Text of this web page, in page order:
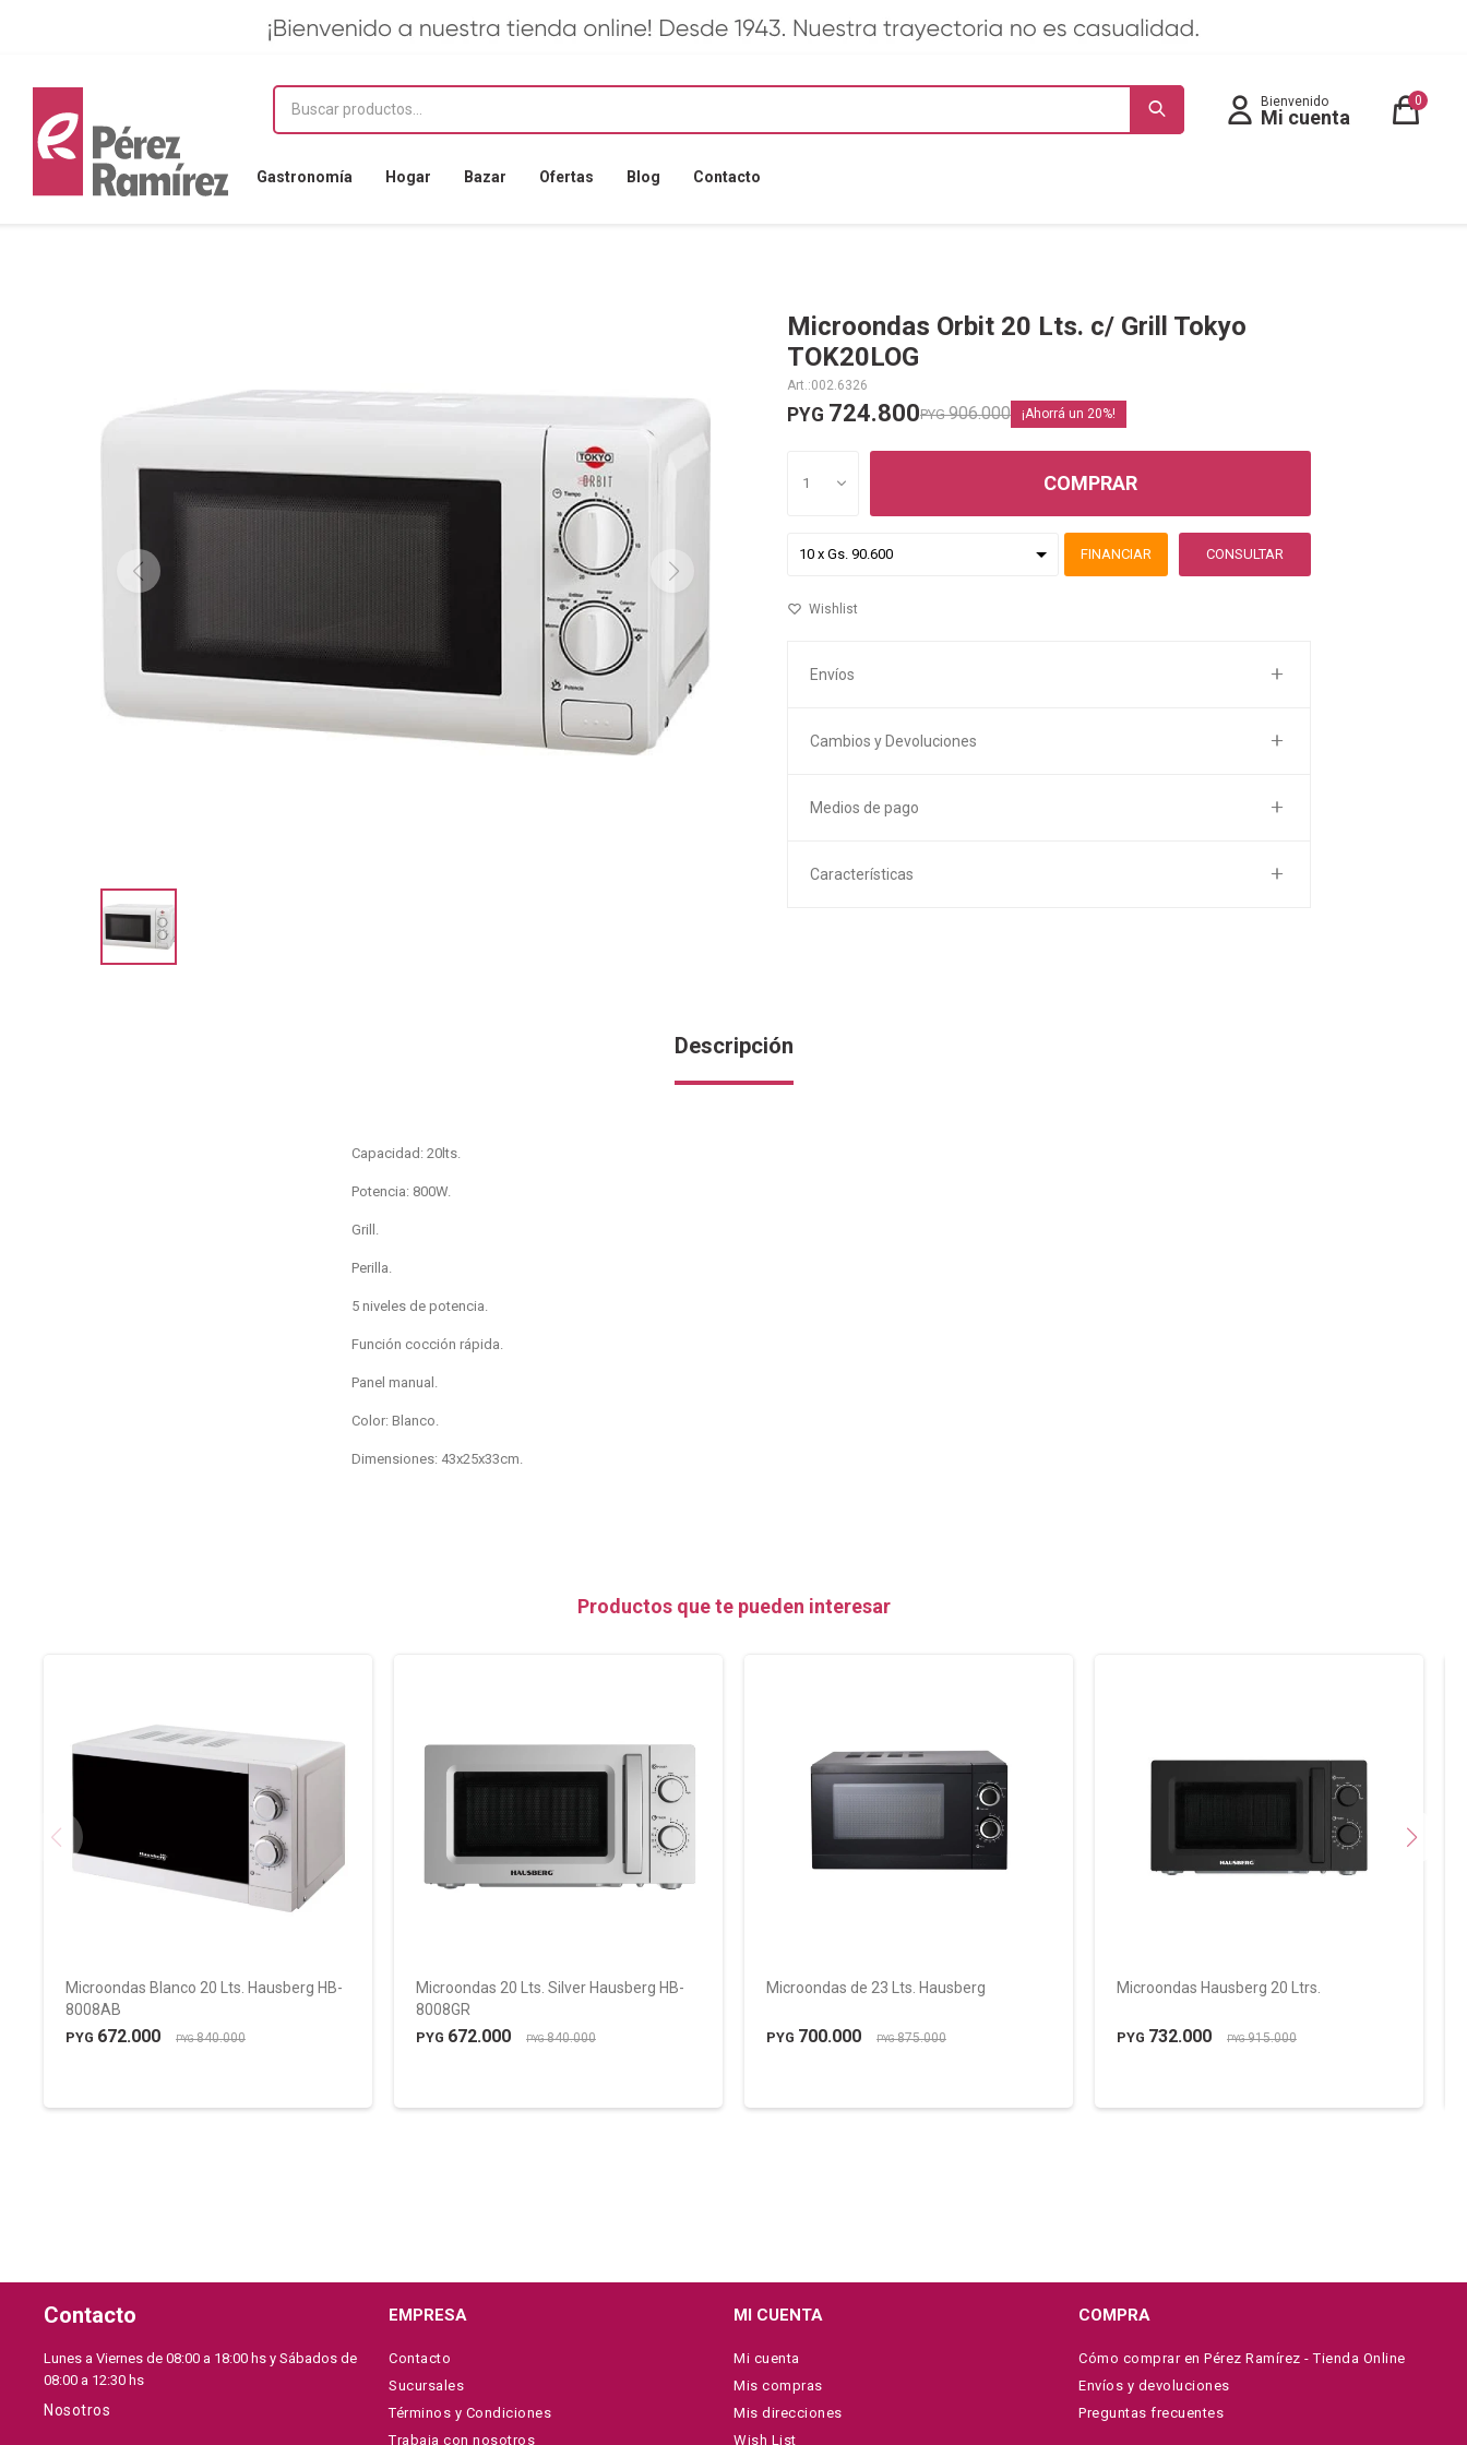
Gastronomía Hogar Bazar Ofertas Blog Contacto
0
Microondas Orbit 20 Lts. c/ Grill Tokyo
TOK20LOG
002.6326
PYG 724.800PYG 906.000 20
1 COMPRAR
FINANCIAR CONSULTAR
Envíos
Cambios y Devoluciones
Medios de pago
Características
Descripción
Capacidad: 20lts.
Potencia: 800W.
Grill.
Perilla.
5 niveles de potencia.
Función cocción rápida.
Panel manual.
Color: Blanco.
Dimensiones: 43x25x33cm.
Productos que te pueden interesar
Microondas Blanco 20 Lts. Hausberg HB-
8008AB
PYG 672.000 PYG840.000
Microondas 20 Lts. Silver Hausberg HB-
8008GR
PYG 672.000 PYG840.000
Microondas de 23 Lts. Hausberg
PYG 700.000 PYG875.000
Microondas Hausberg 20 Ltrs.
PYG 732.000 PYG915.000
Contacto
Lunes a Viernes de 08:00 a 18:00 hs y Sábados de
08:00 a 12:30 hs
Nosotros
EMPRESA
Contacto
Sucursales
Términos y Condiciones
Trabaja con nosotros
COMPRA
Cómo comprar en Pérez Ramírez - Tienda Online
Envíos y devoluciones
Preguntas frecuentes
MI CUENTA
Mi cuenta
Mis compras
Mis direcciones
Wish List